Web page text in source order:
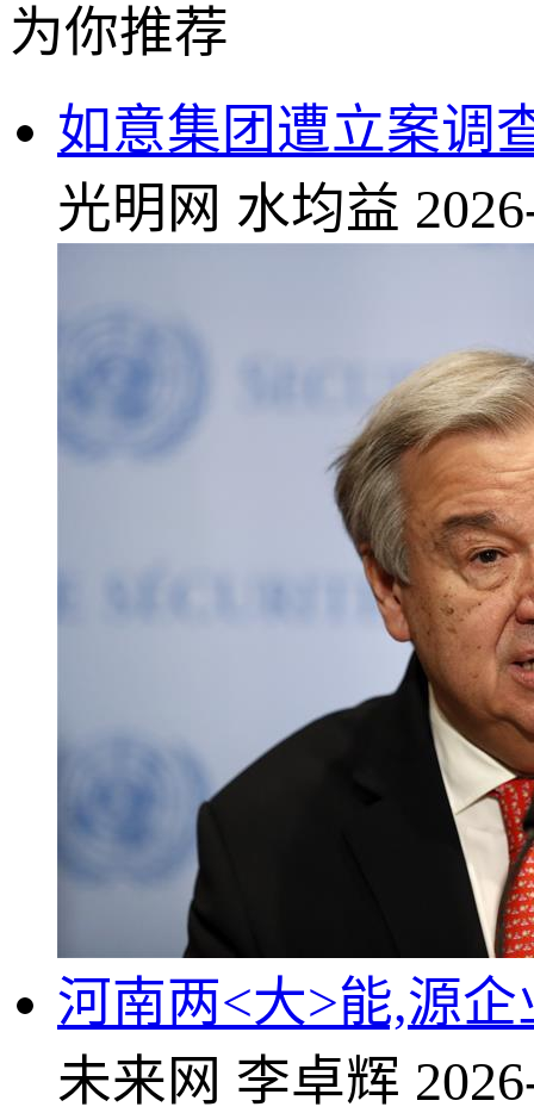
为你推荐
如意集团遭立案调
光明网 水均益
河南两<大>能,源
未来网 李卓辉